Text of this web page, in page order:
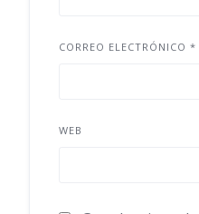
CORREO ELECTRÓNICO *
WEB